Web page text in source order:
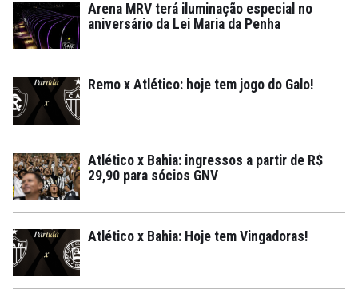
Arena MRV terá iluminação especial no
aniversário da Lei Maria da Penha
Remo x Atlético: hoje tem jogo do Galo!
Atlético x Bahia: ingressos a partir de R$
29,90 para sócios GNV
Atlético x Bahia: Hoje tem Vingadoras!